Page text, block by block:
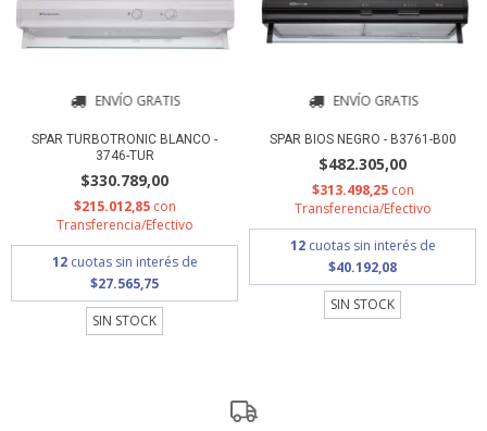
ENVÍO GRATIS
SPAR TURBOTRONIC BLANCO -
3746-TUR
$330.789,00
$215.012,85 con
Transferencia/Efectivo
12 cuotas sin interés de
$27.565,75
SIN STOCK
ENVÍO GRATIS
SPAR BIOS NEGRO - B3761-B00
$482.305,00
$313.498,25 con
Transferencia/Efectivo
12 cuotas sin interés de
$40.192,08
SIN STOCK